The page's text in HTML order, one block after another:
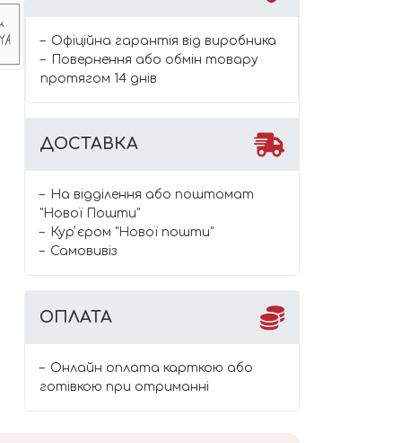
Офіційна гарантія від виробника
Повернення або обмін товару
протягом 14 днів
ДОСТАВКА
На відділення або поштомат
"Нової Пошти"
Курʼєром "Нової пошти"
Самовивіз
ОПЛАТА
Онлайн оплата карткою або
готівкою при отриманні